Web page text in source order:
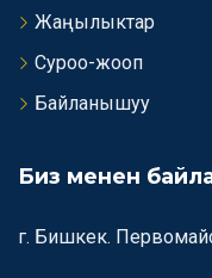
Жаңылыктар
Суроо-жооп
Байланышуу
Биз менен
г. Бишкек.